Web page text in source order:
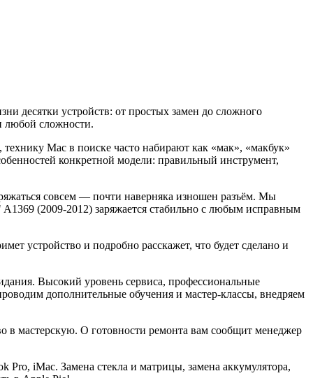
десятки устройств: от простых замен до сложного
любой сложности.
Mac в поиске часто набирают как «мак», «макбук»
конкретной модели: правильный инструмент,
совсем — почти наверняка изношен разъём. Мы
(2009-2012) заряжается стабильно с любым исправным
устройство и подробно расскажет, что будет сделано и
Высокий уровень сервиса, профессиональные
дополнительные обучения и мастер-классы, внедряем
в мастерскую. О готовности ремонта вам сообщит менеджер
iMac. Замена стекла и матрицы, замена аккумулятора,